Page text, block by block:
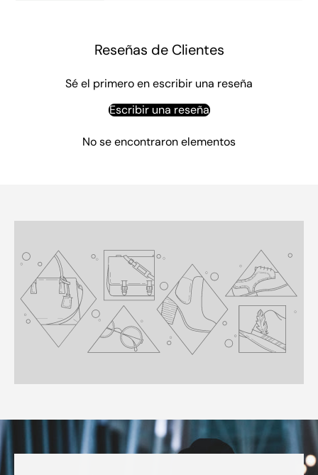
Reseñas de Clientes
Sé el primero en escribir una reseña
Escribir una reseña
No se encontraron elementos